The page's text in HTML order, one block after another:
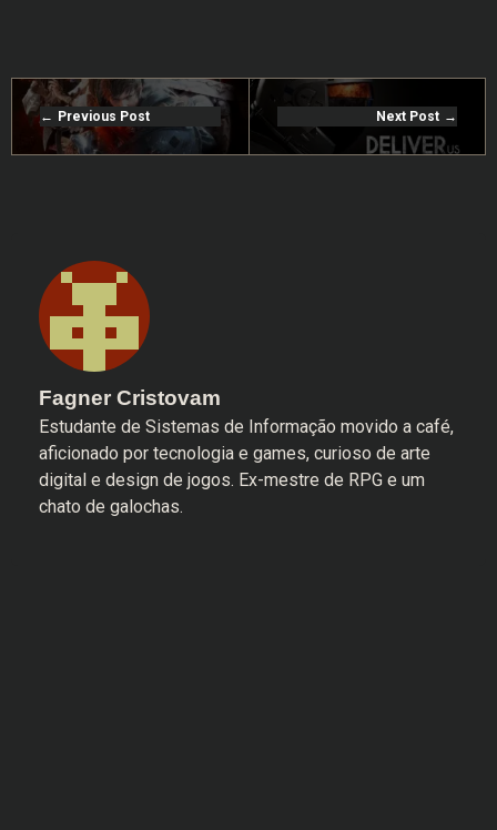
Previous Post Next Post
Fagner Cristovam
Estudante de Sistemas de Informação movido a café,
aficionado por tecnologia e games, curioso de arte
digital e design de jogos. Ex-mestre de RPG e um
chato de galochas.